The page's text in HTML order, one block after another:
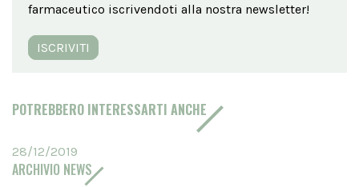
farmaceutico iscrivendoti alla nostra newsletter!
ISCRIVITI
POTREBBERO INTERESSARTI ANCHE
28/12/2019
ARCHIVIO NEWS